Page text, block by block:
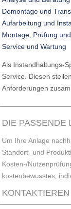
Demontage und
Aufarbeitung und
Montage, Prüfung
Service und Wartung
Als Instandhaltungs-
Service. Diesen
Anforderungen
DIE PASSENDE
Um Ihre Anlage
Standort- und
Kosten-/
kostenbewusstes,